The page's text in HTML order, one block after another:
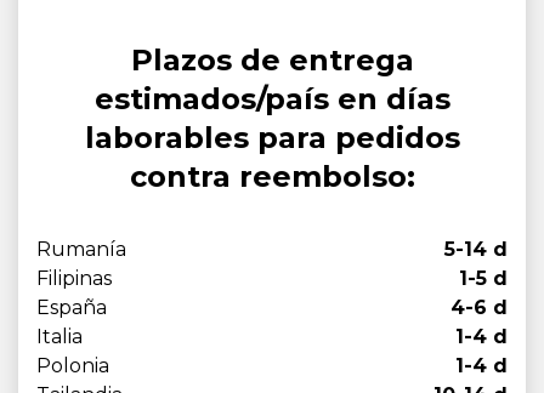
Plazos de entrega
estimados/país en días
laborables para pedidos
contra reembolso:
Rumanía
5-14 d
Filipinas
1-5 d
España
4-6 d
Italia
1-4 d
Polonia
1-4 d